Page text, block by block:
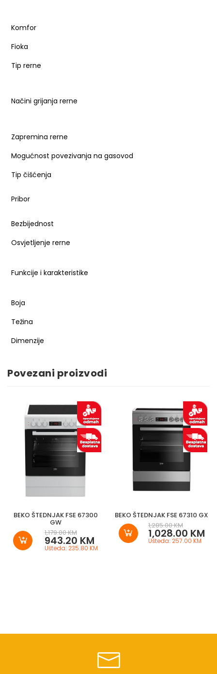
Komfor
Fioka
Tip rerne
Načini grijanja rerne
Zapremina rerne
Mogućnost povezivanja na gasovod
Tip čišćenja
Pribor
Bezbijednost
Osvjetljenje rerne
Funkcije i karakteristike
Boja
Težina
Dimenzije
Povezani proizvodi
BEKO ŠTEDNJAK FSE 67300
GW
1,179.00 KM
943.20 KM
Ušteda: 235.80 KM
BEKO ŠTEDNJAK FSE 67310 GX
1,285.00 KM
1,028.00 KM
Ušteda: 257.00 KM